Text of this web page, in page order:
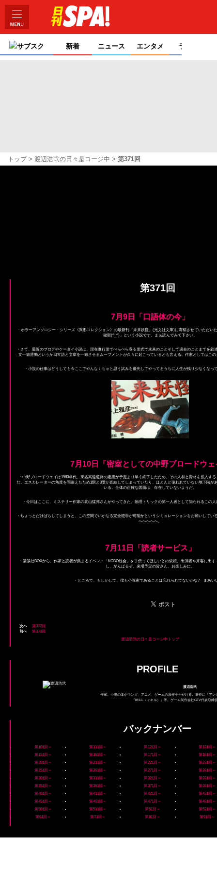
サブスク 新着 ニュース エンタメ ライフ
トップ 渡辺浩弐の日々是コージ中 第371回
第371回
7月9日「口語体の今」
・ホラーアンソロジー・シリーズ《異形コレクション》の最新刊『未来妖怪』(光文社文庫)に寄稿させていただ
秘密(^_^)」という小説です。まぁ読んでみて下さい。
・さて、最近のブログやケータイ小説は、現在進行形でぺらぺら喋る形式で未来のことそして過去のことまでを叙
文一致運動というか日常語と文章を一致させるムーブメントが久々に起こっているとも言える。作家としてはこ
・小説の仕事はどうしても今ここでやんなくちゃと思う試みを優先してやってるうちに人生が残り少なくなっ
7月10日「密室としての中野ブロードウェ
・中野ブロードウェイは1960年代、東名高速道路の建築が予定より早く終了したため、その人材と資材を投入す
だ。エスカレーターの角度を間違えたため1階と3階が直結してしまっていたり、ほとんど使われていない地下階が
いる。全体の正確な図面は、存在していないようだ。
・今日はここに、ミステリー作家の北山猛邦さんがやってきた。物理トリックの第一人者として知られるこの
・ちょっとだけばらしてしまうと、この空間でいかなる完全犯罪が可能かというシミュレーションをお願いしてい
へへへへへ。
7月11日「読者サービス」
・講談社BOXから、作家と読者が集まるイベント「KOBO総会」を手伝ってほしいとの依頼。出演者や来客に出
し、がんばるぞ。来場予定の皆さん、お楽しみに。
・ところで、もしかして、僕も小説家であることは忘れられてないかな? まあい
次へ
第372回
前へ
第370回
渡辺浩弐の日々是コージ中トップ
PROFILE
渡辺浩弐
作家。小説のほかマンガ、アニメ、ゲームの原作を手がける。著作に『ア
『iKILL（ィキル）』等。ゲーム制作会社GTV代表取締
バックナンバー
第101回～ 第111回～ 第121回～
第131回～
第151回～
第161回～ 第171回～
第181回～
第201回～
第211回～ 第221回～
第231回～
第251回～
第261回～ 第271回～
第281回～
第301回～
第311回～ 第321回～
第331回～
第351回～
第361回～ 第371回～
第381回～
第401回～
第411回～ 第421回～
第431回～
第451回～
第461回～ 第471回～
第481回～
第501回～
第511回～ 第51回～
第521回～
第61回～
第71回～ 第81回～ 第91回～